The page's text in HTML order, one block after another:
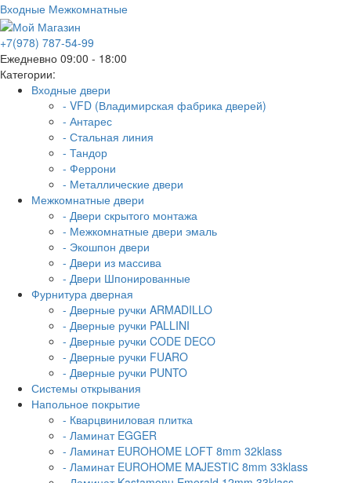
Входные Межкомнатные
+7(978) 787-54-99
Ежедневно 09:00 - 18:00
Категории:
Входные двери
- VFD (Владимирская фабрика дверей)
- Антарес
- Стальная линия
- Тандор
- Феррони
- Металлические двери
Межкомнатные двери
- Двери скрытого монтажа
- Межкомнатные двери эмаль
- Экошпон двери
- Двери из массива
- Двери Шпонированные
Фурнитура дверная
- Дверные ручки ARMADILLO
- Дверные ручки PALLINI
- Дверные ручки CODE DECO
- Дверные ручки FUARO
- Дверные ручки PUNTO
Системы открывания
Напольное покрытие
- Кварцвиниловая плитка
- Ламинат EGGER
- Ламинат EUROHOME LOFT 8mm 32klass
- Ламинат EUROHOME MAJESTIC 8mm 33klass